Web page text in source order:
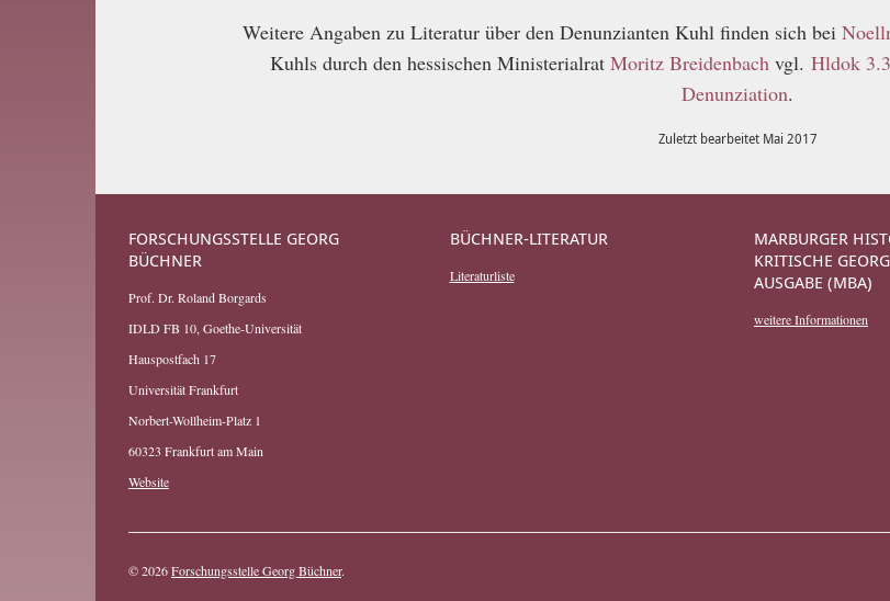
Weitere Angaben zu Literatur über den Denunzianten Kuhl finden sich bei
Kuhls durch den hessischen Ministerialrat Moritz Breidenbach vgl. Hldok
Denunziation.
Zuletzt bearbeitet Mai 2017
FORSCHUNGSSTELLE GEORG
BÜCHNER
Prof. Dr. Roland Borgards
IDLD FB 10, Goethe-Universität
Hauspostfach 17
Universität Frankfurt
Norbert-Wollheim-Platz 1
60323 Frankfurt am Main
Website
BÜCHNER-LITERATUR
Literaturliste
MARBURGER
KRITISCHE
AUSGABE (MBA)
weitere Informationen
© 2026Forschungsstelle Georg Büchner.